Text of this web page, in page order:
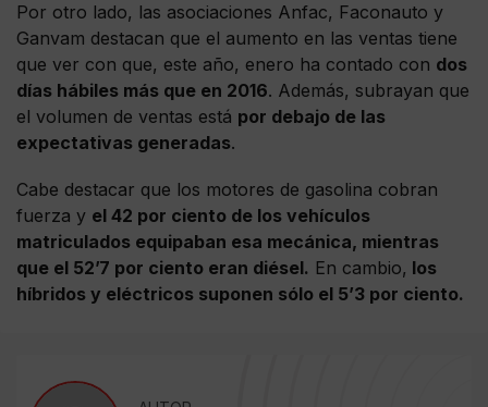
Por otro lado, las asociaciones Anfac, Faconauto y
Ganvam destacan que el aumento en las ventas tiene
que ver con que, este año, enero ha contado con dos
días hábiles más que en 2016. Además, subrayan que
el volumen de ventas está por debajo de las
expectativas generadas.
Cabe destacar que los motores de gasolina cobran
fuerza y el 42 por ciento de los vehículos
matriculados equipaban esa mecánica, mientras
que el 52’7 por ciento eran diésel. En cambio, los
híbridos y eléctricos suponen sólo el 5’3 por ciento.